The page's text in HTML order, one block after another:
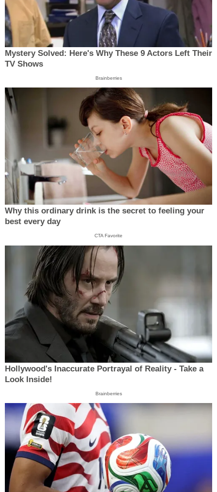
Mystery Solved: Here's Why These 9 Actors Left Their
TV Shows
Brainberries
Why this ordinary drink is the secret to feeling your
best every day
CTA Favorite
Hollywood's Inaccurate Portrayal of Reality - Take a
Look Inside!
Brainberries